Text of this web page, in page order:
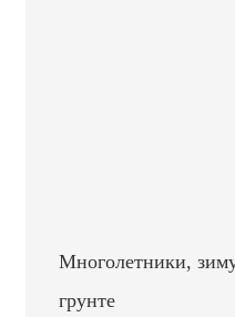
Многолетники,
грунте